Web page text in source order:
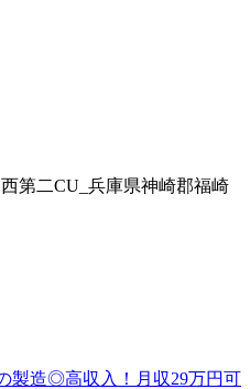
第二CU_兵庫県神崎郡福崎
製造◎高収入！月収29万円可